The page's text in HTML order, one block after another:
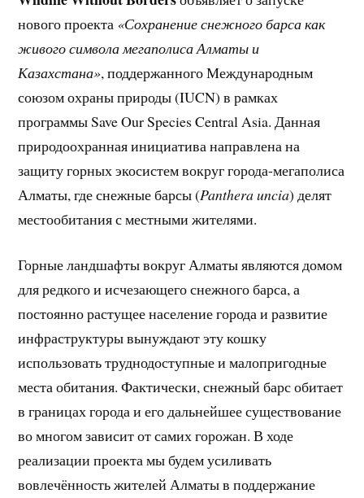
нового проекта «Сохранение снежного барса как
живого символа мегаполиса Алматы и
Казахстана», поддержанного Международным
союзом охраны природы (IUCN) в рамках
программы Save Our Species Central Asia. Данная
природоохранная инициатива направлена на
защиту горных экосистем вокруг города-мегаполиса
Алматы, где снежные барсы (Panthera uncia) делят
местообитания с местными жителями.
Горные ландшафты вокруг Алматы являются домом
для редкого и исчезающего снежного барса, а
постоянно растущее население города и развитие
инфраструктуры вынуждают эту кошку
использовать труднодоступные и малопригодные
места обитания. Фактически, снежный барс обитает
в границах города и его дальнейшее существование
во многом зависит от самих горожан. В ходе
реализации проекта мы будем усиливать
вовлечённость жителей Алматы в поддержание